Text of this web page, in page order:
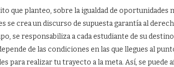
que planteo, sobre la igualdad de oportunidades
se crea un discurso de supuesta garantía al
se responsabiliza a cada estudiante de su
de las condiciones en las que llegues al
para realizar tu trayecto a la meta. Así, se